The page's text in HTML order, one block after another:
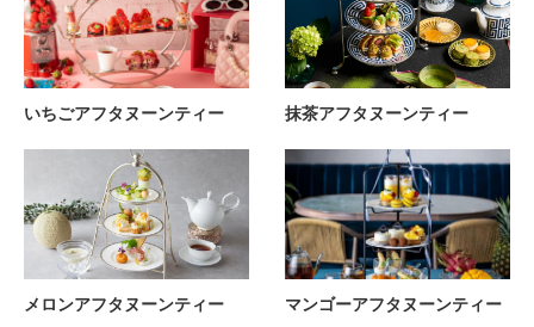
いちごアフタヌーンティー 抹茶アフタヌーンティー
メロンアフタヌーンティー マンゴーアフタヌーンティー